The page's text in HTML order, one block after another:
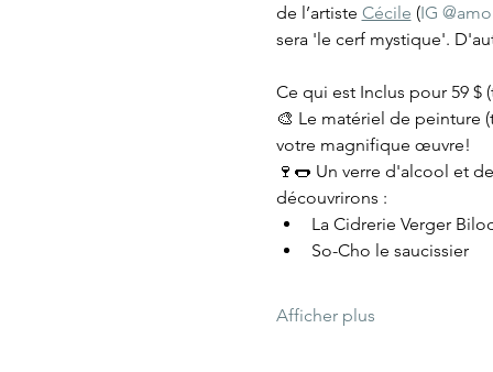
de l’artiste Cécile (IG
sera 'le cerf mystique'.
Ce qui est Inclus pour 59 $
🎨 Le matériel de peinture
votre magnifique œuvre!
🍷🌭 Un verre d'alcool et
découvrirons :
La Cidrerie Verger
So-Cho le saucissier
Afficher plus